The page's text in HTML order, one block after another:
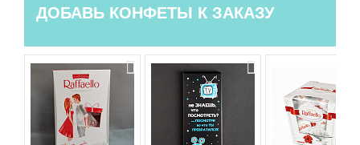
ДОБАВЬ КОНФЕТЫ К ЗАКАЗУ